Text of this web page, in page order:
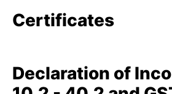
Certificates
Declaration of